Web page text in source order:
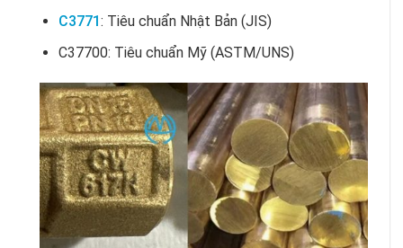
C3771 : Tiêu chuẩn Nhật Bản (JIS)
C37700: Tiêu chuẩn Mỹ (ASTM/UNS)